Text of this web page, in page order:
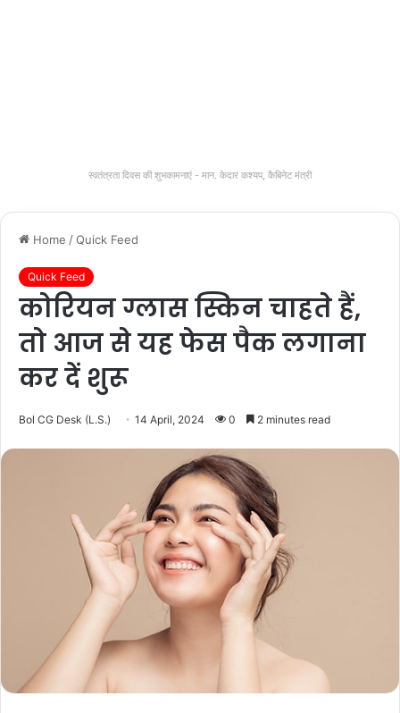
स्वतंत्रता दिवस की शुभकामनाएं - मान. केदार कश्यप, कैबिनेट मंत्री
Home /Quick Feed
Quick Feed
कोरियन ग्लास स्किन चाहते हैं,
तो आज से यह फेस पैक लगाना
कर दें शुरू
Bol CG Desk (L.S.) 14 April, 2024 0 2 minutes read